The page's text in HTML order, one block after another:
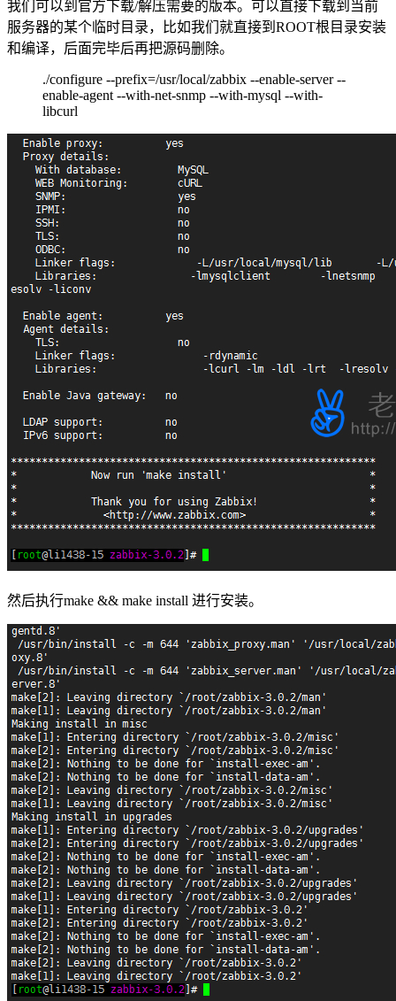
我们可以到官方下载/解压需要的版本。可以直接下载到当前
服务器的某个临时目录，比如我们就直接到ROOT根目录安装
和编译，后面完毕后再把源码删除。
./configure --prefix=/usr/local/zabbix --enable-server --
enable-agent --with-net-snmp --with-mysql --with-
libcurl
然后执行make && make install 进行安装。